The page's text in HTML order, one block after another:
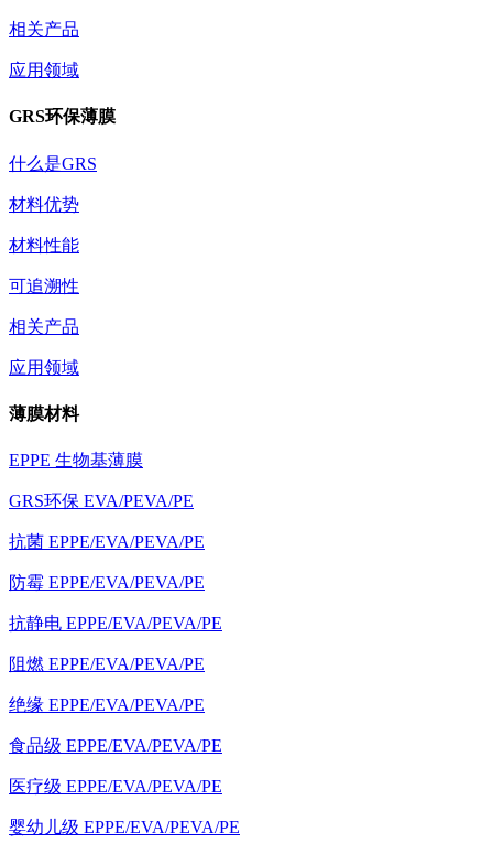
相关产品
应用领域
GRS环保薄膜
什么是GRS
材料优势
材料性能
可追溯性
相关产品
应用领域
薄膜材料
EPPE 生物基薄膜
GRS环保 EVA/PEVA/PE
抗菌 EPPE/EVA/PEVA/PE
防霉 EPPE/EVA/PEVA/PE
抗静电 EPPE/EVA/PEVA/PE
阻燃 EPPE/EVA/PEVA/PE
绝缘 EPPE/EVA/PEVA/PE
食品级 EPPE/EVA/PEVA/PE
医疗级 EPPE/EVA/PEVA/PE
婴幼儿级 EPPE/EVA/PEVA/PE